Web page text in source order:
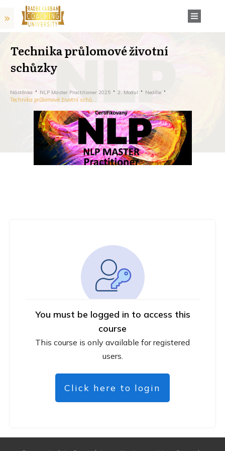
Technika průlomové životní
schůzky
Nástěnka NLP Master Practitioner 2025 2. Modul Neděle
Technika průlomové životní schůzky
You must be logged in to access this
course
This course is only available for registered
users.
Click here to login